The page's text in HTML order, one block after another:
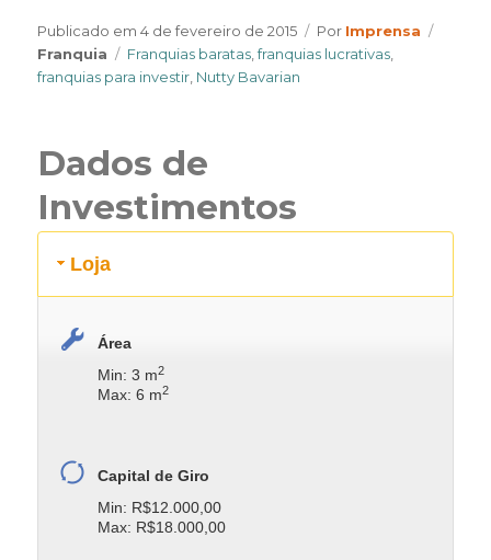
Publicado em4 de fevereiro de 2015 Por Author
Imprensa
Franquia
Tags
Franquias baratas ,franquias lucrativas
franquias para investir Nutty Bavarian
Dados de
Investimentos
Loja
Área
Min: 3 m2
Max: 6 m2
Capital de Giro
Min: R$12.000,00
Max: R$18.000,00